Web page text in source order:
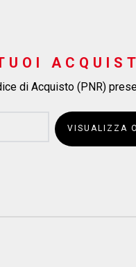
di Acquisto (PNR)
VISUALIZZA